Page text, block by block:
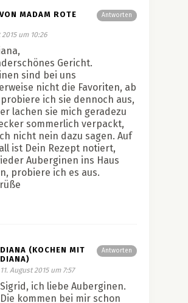
Antworten
MADAM ROTE
um 10:26
Gericht.
sind bei uns
nicht die Favoriten, ab
ich sie dennoch aus,
lachen sie mich geradezu
sommerlich verpackt,
nicht nein dazu sagen. Auf
ist Dein Rezept notiert,
Auberginen ins Haus
probiere ich es aus.
Antworten
DIANA (KOCHEN MIT
DIANA)
11. August 2015 um 7:57
Sigrid, ich liebe Auberginen.
Die kommen bei mir schon